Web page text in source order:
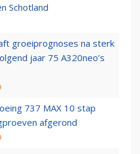
Schotland
groeiprognoses na sterk
jaar 75 A320neo’s
737 MAX 10 stap
afgerond